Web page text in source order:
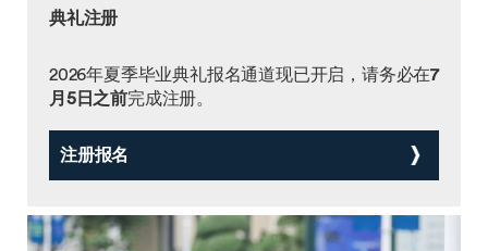
典礼注册
2026年夏季毕业典礼报名通道现已开启，请务必在7
月5日之前完成注册。
注册报名